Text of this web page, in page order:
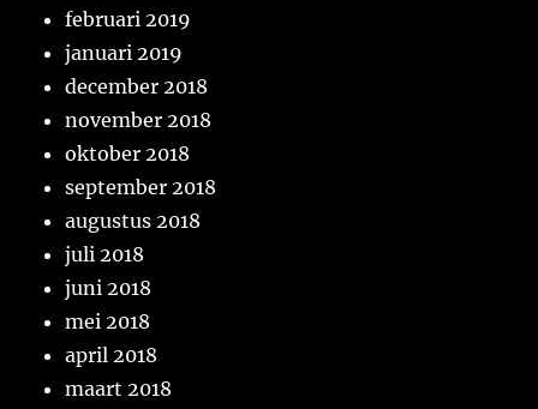
februari 2019
januari 2019
december 2018
november 2018
oktober 2018
september 2018
augustus 2018
juli 2018
juni 2018
mei 2018
april 2018
maart 2018